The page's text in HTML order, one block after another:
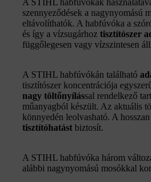
szennyeződések a nagynyomású
eltávolíthatók. A habfúvóka a
és így a vízsugárhoz tisztítószer
függőlegesen vagy vízszintesen
A STIHL habfúvókán található
tisztítószer koncentrációja
nagy töltőnyílással rendelkező
műanyagból készült. Az aktuális
könnyedén leolvasható. A
tisztítóhatást biztosít.
A STIHL habfúvóka három
alábbi nagynyomású mosókkal